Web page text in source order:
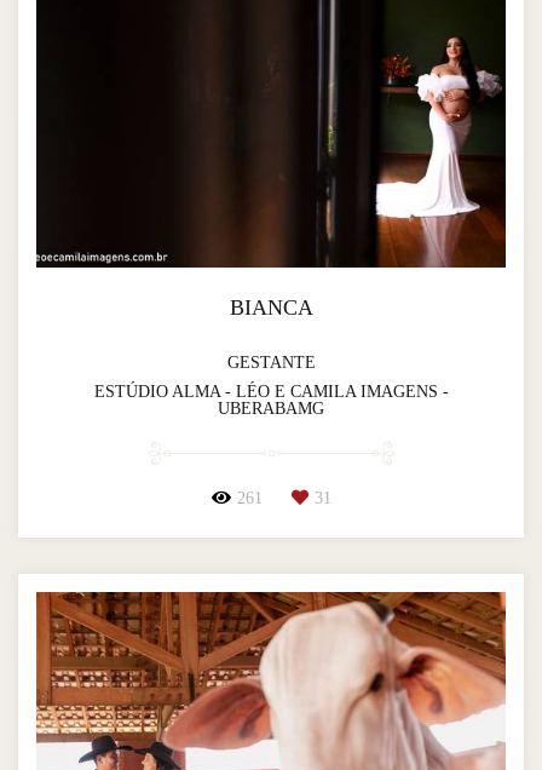
BIANCA
GESTANTE
ESTÚDIO ALMA - LÉO E CAMILA IMAGENS -
UBERABAMG
261 31